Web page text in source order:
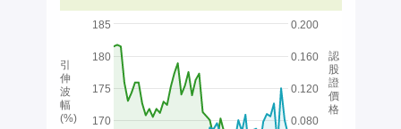
170
175
180
185
0.080
0.120
0.160
0.200
引
伸
波
幅
(%)
認
股
證
價
格